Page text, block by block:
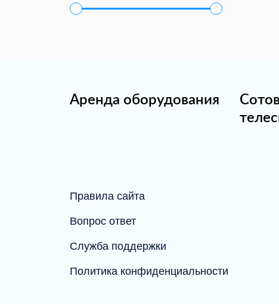
Аренда оборудования
Правила сайта
Вопрос ответ
Служба поддержки
Политика конфиденциальности